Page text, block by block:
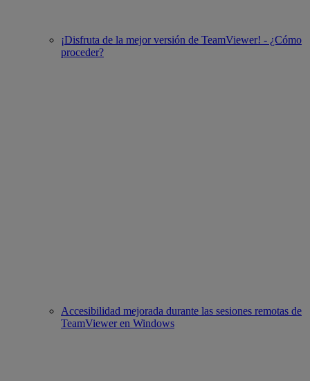
¡Disfruta de la mejor versión de TeamViewer! - ¿Cómo
proceder?
Accesibilidad mejorada durante las sesiones remotas de
TeamViewer en Windows